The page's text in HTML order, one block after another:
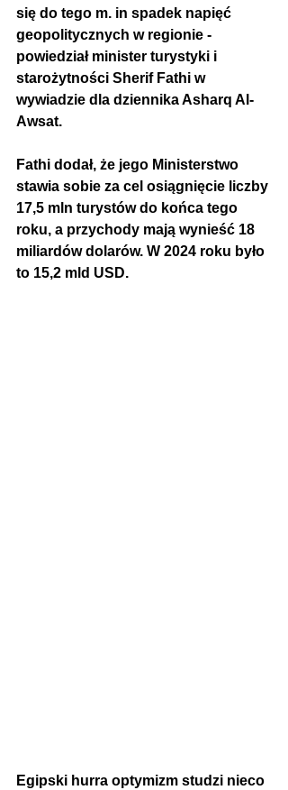
się do tego m. in spadek napięć
geopolitycznych w regionie -
powiedział minister turystyki i
starożytności Sherif Fathi w
wywiadzie dla dziennika Asharq Al-
Awsat.
Fathi dodał, że jego Ministerstwo
stawia sobie za cel osiągnięcie liczby
17,5 mln turystów do końca tego
roku, a przychody mają wynieść 18
miliardów dolarów. W 2024 roku było
to 15,2 mld USD.
Egipski hurra optymizm studzi nieco